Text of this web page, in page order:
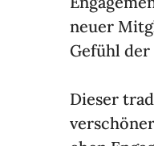
neuer
Gefühl
Dieser